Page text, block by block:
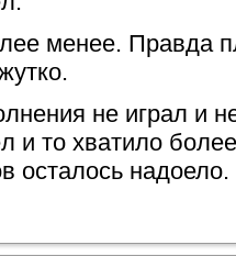
менее. Правда
не играл и
и то хватило
осталось надоело.